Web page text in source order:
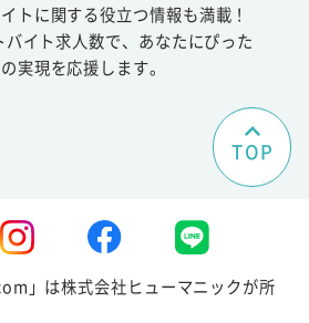
トに関する役立つ情報も満載！
イト求人数で、あなたにぴった
実現を応援します。
TOP
」は株式会社ヒューマニックが所